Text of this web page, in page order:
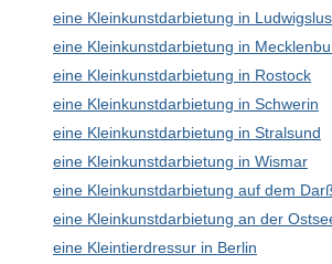
eine Kleinkunstdarbietung in
eine Kleinkunstdarbietung in
eine Kleinkunstdarbietung in Rostock
eine Kleinkunstdarbietung in Schwerin
eine Kleinkunstdarbietung in Stralsund
eine Kleinkunstdarbietung in Wismar
eine Kleinkunstdarbietung auf dem
eine Kleinkunstdarbietung an der
eine Kleintierdressur in Berlin